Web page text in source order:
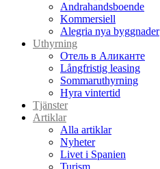
Andrahandsboende
Kommersiell
Alegria nya byggnader
Uthyrning
Отель в Аликанте
Långfristig leasing
Sommaruthyrning
Hyra vintertid
Tjänster
Artiklar
Alla artiklar
Nyheter
Livet i Spanien
Turism